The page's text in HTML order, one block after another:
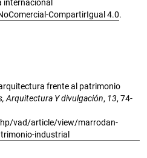
internacional
CompartirIgual 4.0.
frente al patrimonio
Arquitectura Y divulgación, 13, 74-
vad/article/view/marrodan-
industrial